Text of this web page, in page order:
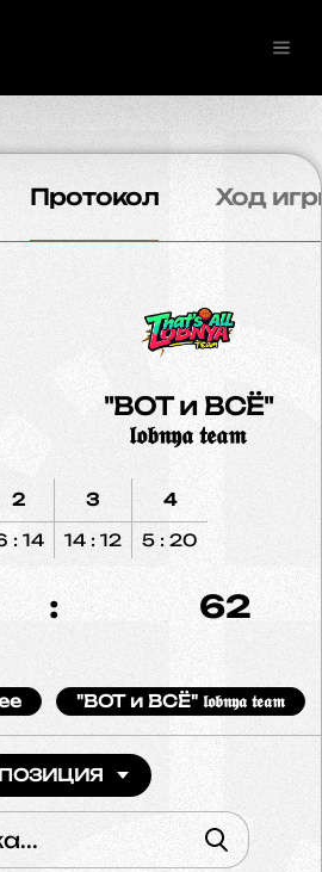
Протокол Ход
"ВОТ и ВСЁ"
𝖑𝖔𝖇𝖓𝖞𝖆 𝖙𝖊𝖆𝖒
2
: 14
3
14 : 12
4
5 : 20
: 62
"ВОТ и ВСЁ" 𝖑𝖔𝖇𝖓𝖞𝖆 𝖙𝖊𝖆𝖒
ПОЗИЦИЯ